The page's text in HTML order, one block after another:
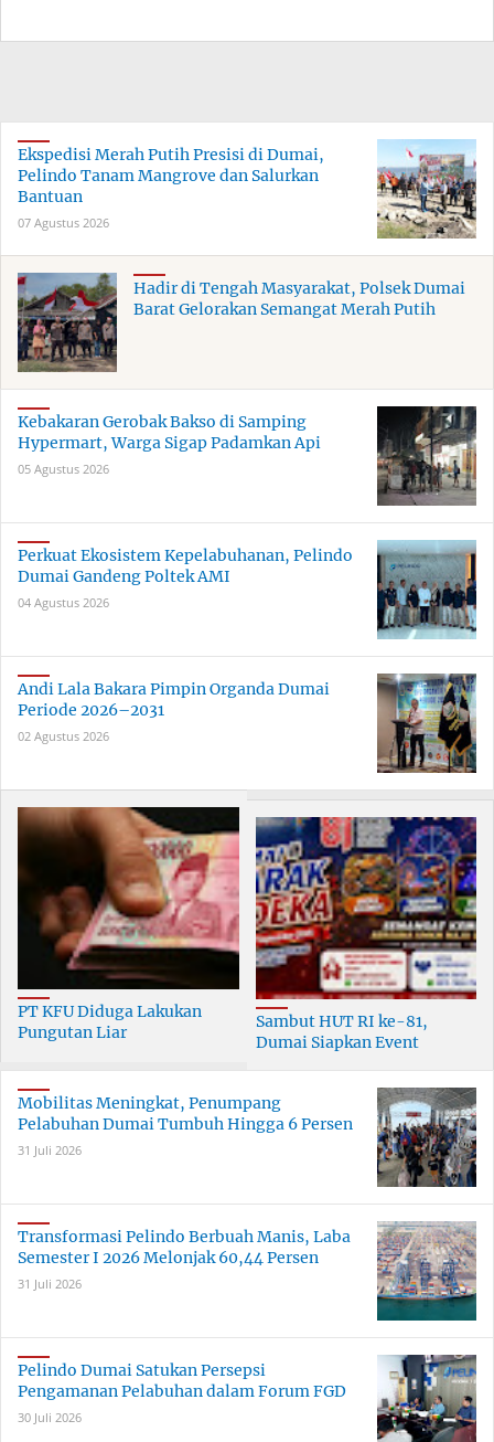
Ekspedisi Merah Putih Presisi di Dumai,
Pelindo Tanam Mangrove dan Salurkan
Bantuan
07 Agustus 2026
Hadir di Tengah Masyarakat, Polsek Dumai
Barat Gelorakan Semangat Merah Putih
Kebakaran Gerobak Bakso di Samping
Hypermart, Warga Sigap Padamkan Api
05 Agustus 2026
Perkuat Ekosistem Kepelabuhanan, Pelindo
Dumai Gandeng Poltek AMI
04 Agustus 2026
Andi Lala Bakara Pimpin Organda Dumai
Periode 2026–2031
02 Agustus 2026
PT KFU Diduga Lakukan
Pungutan Liar
Dumai
Sambut HUT RI ke-81,
Dumai Siapkan Event
Mobilitas Meningkat, Penumpang
Pelabuhan Dumai Tumbuh Hingga 6 Persen
31 Juli 2026
Transformasi Pelindo Berbuah Manis, Laba
Semester I 2026 Melonjak 60,44 Persen
31 Juli 2026
Pelindo Dumai Satukan Persepsi
Pengamanan Pelabuhan dalam Forum FGD
30 Juli 2026